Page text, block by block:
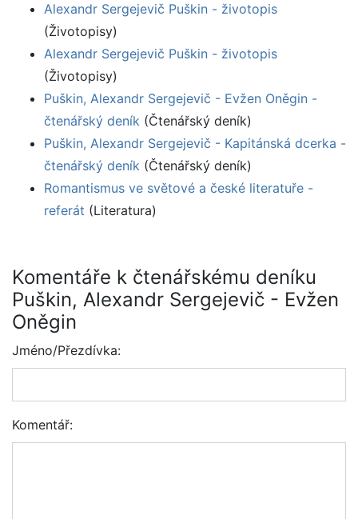
Alexandr Sergejevič Puškin - životopis
(Životopisy)
Alexandr Sergejevič Puškin - životopis
(Životopisy)
Puškin, Alexandr Sergejevič - Evžen Oněgin -
čtenářský deník (Čtenářský deník)
Puškin, Alexandr Sergejevič - Kapitánská dcerka -
čtenářský deník (Čtenářský deník)
Romantismus ve světové a české literatuře -
referát (Literatura)
Komentáře k čtenářskému deníku
Puškin, Alexandr Sergejevič - Evžen
Oněgin
Jméno/Přezdívka:
Komentář: